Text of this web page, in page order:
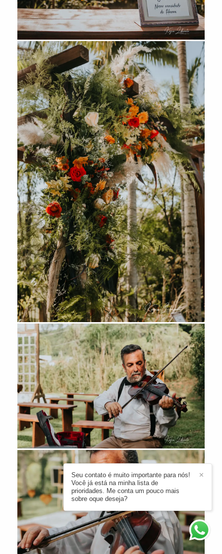
✕
Seu contato é muito importante para nós!
Você já está na minha lista de
prioridades. Me conta um pouco mais
sobre oque deseja?